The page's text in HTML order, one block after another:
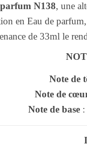
N138, une
en Eau de
de 33ml le
Note de
Note de
Note de base: